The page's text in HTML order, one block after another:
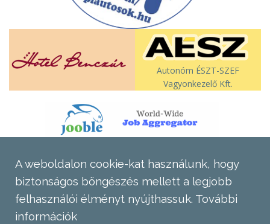
Autonóm ÉSZT-SZEF
Vagyonkezelő Kft.
A weboldalon cookie-kat használunk, hogy
biztonságos böngészés mellett a legjobb
felhasználói élményt nyújthassuk. További
információk